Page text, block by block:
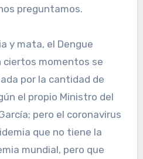
preguntamos.
y mata, el Dengue
ciertos momentos se
por la cantidad de
el propio Ministro del
pero el coronavirus
que no tiene la
mundial, pero que